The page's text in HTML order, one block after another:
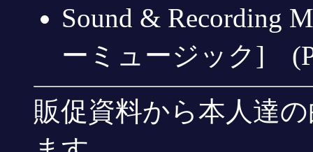
Sound & Recording
ーミュージック]
販促資料から本人達